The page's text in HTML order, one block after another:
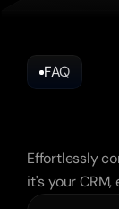
FAQ
Effortlessly
it's your